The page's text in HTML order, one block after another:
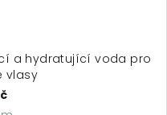
a hydratující voda pro
vlasy